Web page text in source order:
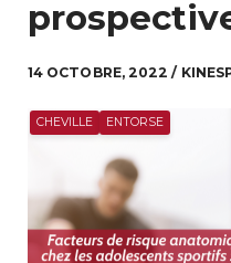
14 OCTOBRE, 2022 /
CHEVILLE ENTORSE